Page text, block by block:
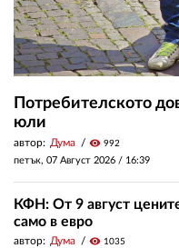
Потребителското
юли
автор: Дума visibility 992
петък, 07 Август 2026 / 16:39
КФН: От 9 август
само в евро
автор: Дума visibility 1035